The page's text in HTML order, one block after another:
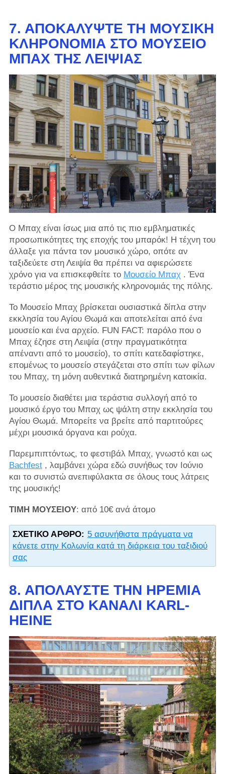
7. ΑΠΟΚΑΛΎΨΤΕ ΤΗ ΜΟΥΣΙΚΉ
ΚΛΗΡΟΝΟΜΙΆ ΣΤΟ ΜΟΥΣΕΊΟ
ΜΠΑΧ ΤΗΣ ΛΕΙΨΊΑΣ
Ο Μπαχ είναι ίσως μια από τις πιο εμβληματικές
προσωπικότητες της εποχής του μπαρόκ! Η τέχνη του
άλλαξε για πάντα τον μουσικό χώρο, οπότε αν
ταξιδεύετε στη Λειψία θα πρέπει να αφιερώσετε
χρόνο για να επισκεφθείτε το Μουσείο Μπαχ. Ένα
τεράστιο μέρος της μουσικής κληρονομιάς της πόλης.
Το Μουσείο Μπαχ βρίσκεται ουσιαστικά δίπλα στην
εκκλησία του Αγίου Θωμά και αποτελείται από ένα
μουσείο και ένα αρχείο. FUN FACT: παρόλο που ο
Μπαχ έζησε στη Λειψία (στην πραγματικότητα
απέναντι από το μουσείο), το σπίτι κατεδαφίστηκε,
επομένως το μουσείο στεγάζεται στο σπίτι των φίλων
του Μπαχ, τη μόνη αυθεντικά διατηρημένη κατοικία.
Το μουσείο διαθέτει μια τεράστια συλλογή από το
μουσικό έργο του Μπαχ ως ψάλτη στην εκκλησία του
Αγίου Θωμά. Μπορείτε να βρείτε από παρτιτούρες
μέχρι μουσικά όργανα και ρούχα.
Παρεμπιπτόντως, το φεστιβάλ Μπαχ, γνωστό και ως
Bachfest, λαμβάνει χώρα εδώ συνήθως τον Ιούνιο
και το συνιστώ ανεπιφύλακτα σε όλους τους λάτρεις
της μουσικής!
ΤΙΜΗ ΜΟΥΣΕΙΟΥ: από 10€ ανά άτομο
ΣΧΕΤΙΚΌ ΆΡΘΡΟ: 5 ασυνήθιστα πράγματα να
κάνετε στην Κολωνία κατά τη διάρκεια του ταξιδιού
σας
8. ΑΠΟΛΑΎΣΤΕ ΤΗΝ ΗΡΕΜΊΑ
ΔΊΠΛΑ ΣΤΟ ΚΑΝΆΛΙ KARL-
HEINE